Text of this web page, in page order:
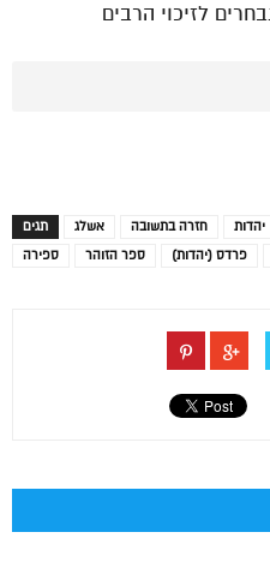
לזיכוי הרבים
תגים אשלג חזרה בתשובה יהדות
ספירה
ספר הזוהר פרדס (יהדות)